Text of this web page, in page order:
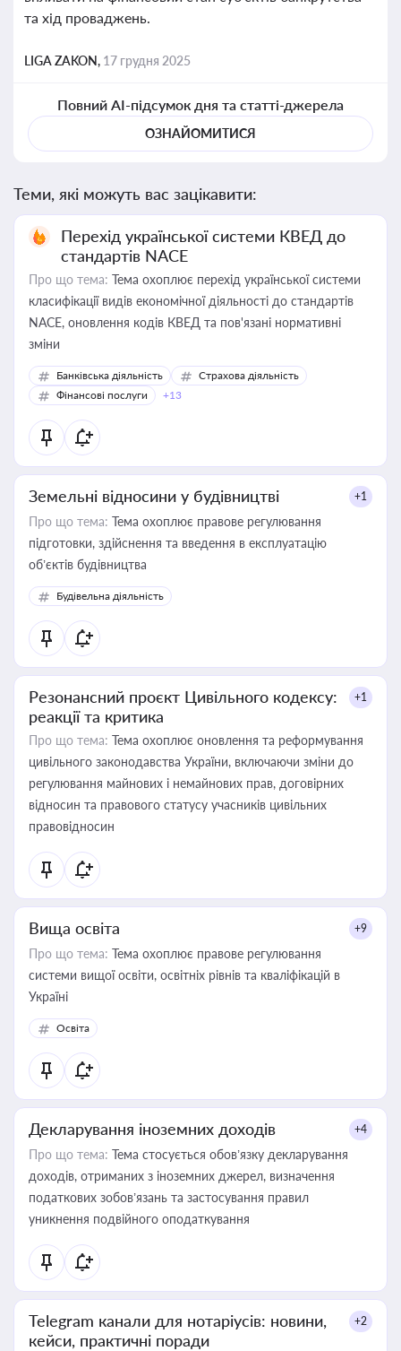
та хід проваджень.
LIGA ZAKON, 17 грудня 2025
Повний AI-підсумок дня та статті-джерела
ОЗНАЙОМИТИСЯ
Теми, які можуть вас зацікавити:
Перехід української системи КВЕД до
стандартів NACE
Про що тема: Тема охоплює перехід української системи
класифікації видів економічної діяльності до стандартів
NACE, оновлення кодів КВЕД та пов'язані нормативні
зміни
Банківська діяльність
Страхова діяльність
Фінансові послуги
+13
Земельні відносини у будівництві +1
Про що тема: Тема охоплює правове регулювання
підготовки, здійснення та введення в експлуатацію
об’єктів будівництва
Будівельна діяльність
Резонансний проєкт Цивільного кодексу:
реакції та критика
+1
Про що тема: Тема охоплює оновлення та реформування
цивільного законодавства України, включаючи зміни до
регулювання майнових і немайнових прав, договірних
відносин та правового статусу учасників цивільних
правовідносин
Вища освіта +9
Про що тема: Тема охоплює правове регулювання
системи вищої освіти, освітніх рівнів та кваліфікацій в
Україні
Освіта
Декларування іноземних доходів +4
Про що тема: Тема стосується обов’язку декларування
доходів, отриманих з іноземних джерел, визначення
податкових зобов’язань та застосування правил
уникнення подвійного оподаткування
Telegram канали для нотаріусів: новини,
кейси, практичні поради
+2